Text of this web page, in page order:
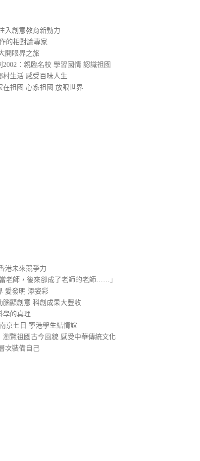
入創意教育新動力
的相對論專家
開眼界之旅
：親臨名校 學習國情 認識祖國
村生活 感受百味人生
在祖國 心系祖國 放眼世界
港未來競爭力
老師，後來卻成了老師的老師……」
愛發明 添姿彩
腦顯創意 科創成果大豐收
學的真理
京七日 寧港學生結情誼
覽祖國古今風貌 感受中華傳統文化
次裝備自己